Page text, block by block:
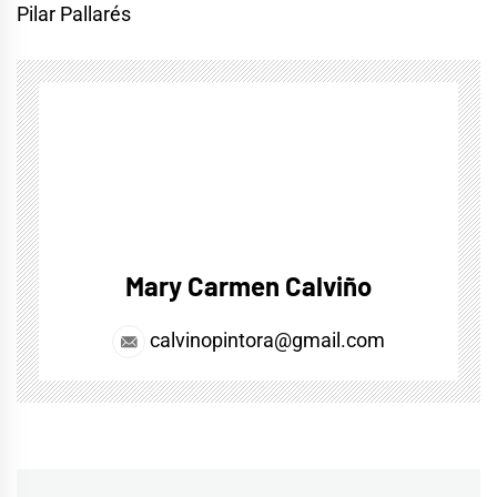
Pilar Pallarés
Mary Carmen Calviño
calvinopintora@gmail.com